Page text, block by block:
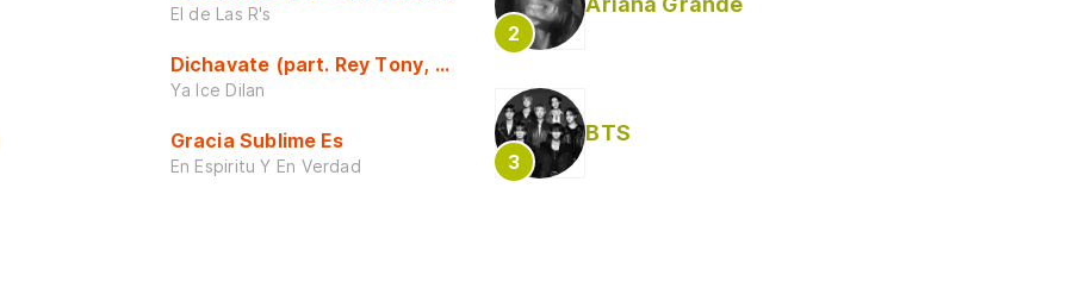
El de Las R's
Dichavate (part. Rey Tony, Dj Honda y Helabusador) [explícita]
Ya Ice Dilan
Gracia Sublime Es
En Espiritu Y En Verdad
BTS